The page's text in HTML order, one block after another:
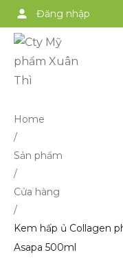
Đăng nhập
Home
/
Sản phẩm
/
Cửa hàng
/
Kem hấp ủ Collagen
Asapa 500ml